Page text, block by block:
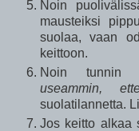
Noin
mausteiksi
suolaa, vaan
keittoon.
Noin tunnin
useammin,
suolatilannetta.
Jos keitto alkaa